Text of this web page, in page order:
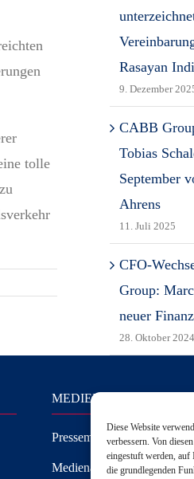
Diese Website
verbessern. Von
eingestuft werden,
die grundlegenden
tolle
Rasayan
9. Dezember
CABB
Tobias
September
Ahrens
11. Juli 2025
CFO-
Group:
neuer
28. Oktober 2024
MEDIEN
Pressemitteilungen
Medienanfragen